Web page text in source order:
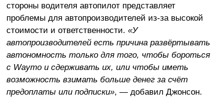
стороны водителя автопилот представляет
проблемы для автопроизводителей из-за высокой
стоимости и ответственности. «У
автопроизводителей есть причина развёртывать
автономность только для того, чтобы бороться
с Waymo и сдерживать их, или чтобы иметь
возможность взимать больше денег за счёт
предоплаты или подписки», — добавил Джонсон.